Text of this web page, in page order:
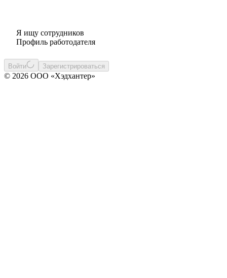
Я ищу сотрудников
Профиль работодателя
Войти Зарегистрироваться
© 2026 ООО «Хэдхантер»